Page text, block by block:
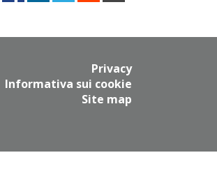
Privacy
Informativa sui cookie
Site map